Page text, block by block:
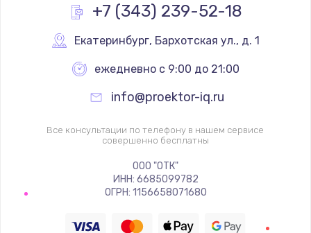
+7 (343) 239-52-18
Екатеринбург, Бархотская ул., д. 1
ежедневно с 9:00 до 21:00
info@proektor-iq.ru
Все консультации по телефону в нашем сервисе
совершенно бесплатны
ООО "ОТК"
ИНН: 6685099782
ОГРН: 1156658071680